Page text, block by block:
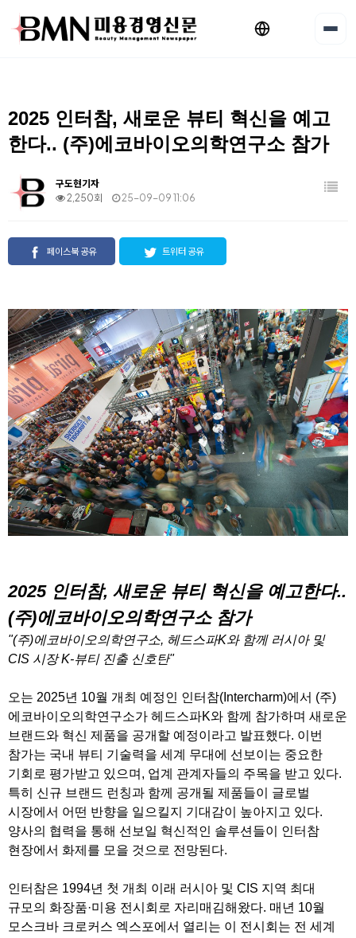
2025 인터참, 새로운 뷰티 혁신을 예고
한다.. (주)에코바이오의학연구소 참가
구도현기자
2,250회
25-09-09 11:06
페이스북 공유 트위터 공유
2025 인터참, 새로운 뷰티 혁신을 예고한다..
(주)에코바이오의학연구소 참가
"(주)에코바이오의학연구소, 헤드스파K와 함께 러시아 및
CIS 시장K-뷰티 진출 신호탄"
오는 2025년 10월 개최 예정인 인터참(Intercharm)에서 (주)
에코바이오의학연구소가 헤드스파K와 함께 참가하며 새로운
브랜드와 혁신 제품을 공개할 예정이라고 발표했다. 이번
참가는 국내 뷰티 기술력을 세계 무대에 선보이는 중요한
기회로 평가받고 있으며, 업계 관계자들의 주목을 받고 있다.
특히 신규 브랜드 런칭과 함께 공개될 제품들이 글로벌
시장에서 어떤 반향을 일으킬지 기대감이 높아지고 있다.
양사의 협력을 통해 선보일 혁신적인 솔루션들이 인터참
현장에서 화제를 모을 것으로 전망된다.
인터참은 1994년 첫 개최 이래 러시아 및 CIS 지역 최대
규모의 화장품·미용 전시회로 자리매김해왔다. 매년 10월
모스크바 크로커스 엑스포에서 열리는 이 전시회는 전 세계